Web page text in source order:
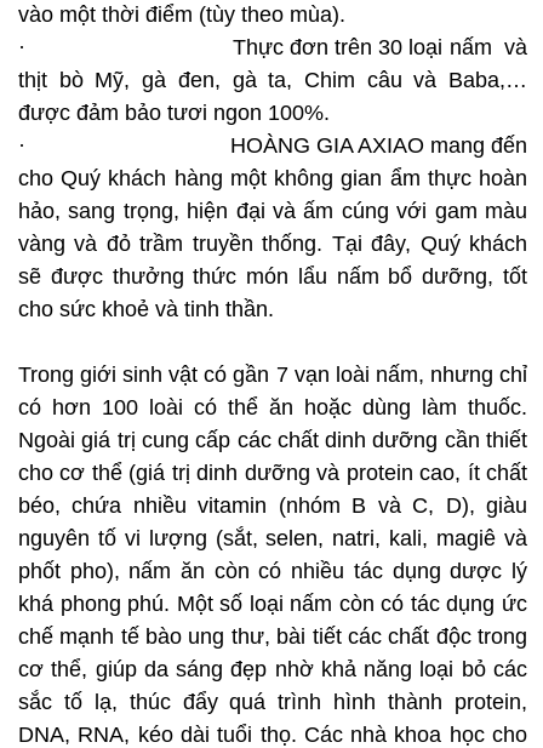
vào một thời điểm (tùy theo mùa).
· Thực đơn trên 30 loại nấm và
thịt bò Mỹ, gà đen, gà ta, Chim câu và Baba,…
được đảm bảo tươi ngon 100%.
· HOÀNG GIA AXIAO mang đến
cho Quý khách hàng một không gian ẩm thực hoàn
hảo, sang trọng, hiện đại và ấm cúng với gam màu
vàng và đỏ trầm truyền thống. Tại đây, Quý khách
sẽ được thưởng thức món lẩu nấm bổ dưỡng, tốt
cho sức khoẻ và tinh thần.
Trong giới sinh vật có gần 7 vạn loài nấm, nhưng chỉ
có hơn 100 loài có thể ăn hoặc dùng làm thuốc.
Ngoài giá trị cung cấp các chất dinh dưỡng cần thiết
cho cơ thể (giá trị dinh dưỡng và protein cao, ít chất
béo, chứa nhiều vitamin (nhóm B và C, D), giàu
nguyên tố vi lượng (sắt, selen, natri, kali, magiê và
phốt pho), nấm ăn còn có nhiều tác dụng dược lý
khá phong phú. Một số loại nấm còn có tác dụng ức
chế mạnh tế bào ung thư, bài tiết các chất độc trong
cơ thể, giúp da sáng đẹp nhờ khả năng loại bỏ các
sắc tố lạ, thúc đẩy quá trình hình thành protein,
DNA, RNA, kéo dài tuổi thọ. Các nhà khoa học cho